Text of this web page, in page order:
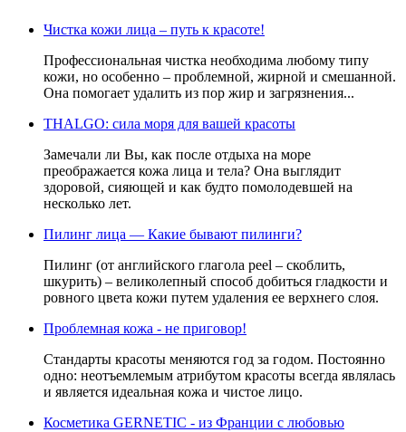
Проблемная кожа - не приговор!
Стандарты красоты меняются год за
годом. Постоянно одно:
неотъемлемым атрибутом красоты
всегда являлась и является
идеальная кожа и чистое лицо.
Препараты не просто
косметические
устраняют причину их
возникновения,
естественные свойства
восстанавливаться.
Чистка кожи лица – путь к красоте!
Профессиональная чистка необходима любому типу
кожи, но особенно – проблемной, жирной и смешанной.
Она помогает удалить из пор жир и загрязнения...
THALGO: сила моря для вашей красоты
Замечали ли Вы, как после отдыха на море
преображается кожа лица и тела? Она выглядит
здоровой, сияющей и как будто помолодевшей на
несколько лет.
Пилинг лица — Какие бывают пилинги?
Пилинг (от английского глагола peel – скоблить,
шкурить) – великолепный способ добиться гладкости и
ровного цвета кожи путем удаления ее верхнего слоя.
Проблемная кожа - не приговор!
Стандарты красоты меняются год за годом. Постоянно
одно: неотъемлемым атрибутом красоты всегда являлась
и является идеальная кожа и чистое лицо.
Косметика GERNETIC - из Франции с любовью